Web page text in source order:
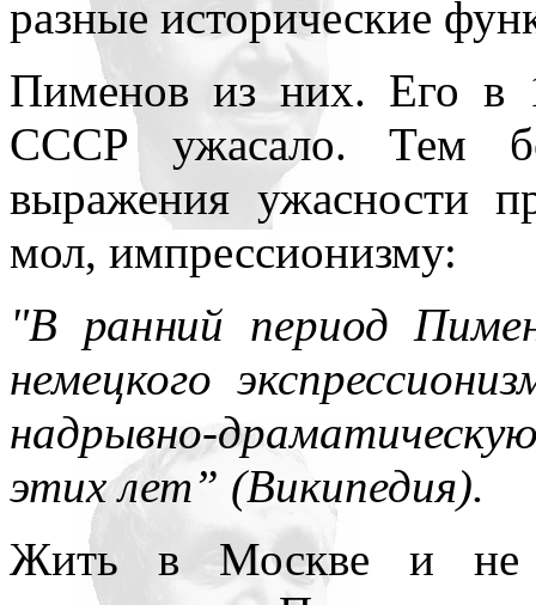
разные исторические
Пименов из них. Его в
СССР ужасало. Тем
выражения ужасности
мол, импрессионизму:
"В ранний период
немецкого
надрывно-
этих лет” (Википедия).
Жить в Москве и не